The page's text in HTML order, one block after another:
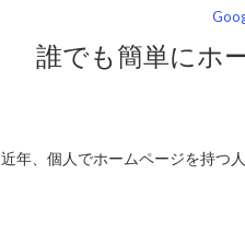
誰でも簡単にホ
近年、個人でホームページを持つ